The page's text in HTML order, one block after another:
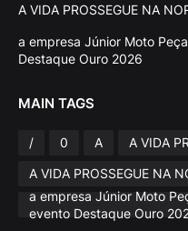
A VIDA PROSSEGUE NA
a empresa Júnior Moto
Destaque Ouro 2026
MAIN TAGS
/ 0 A
A VIDA
A VIDA PROSSEGUE NA
a empresa Júnior Moto
evento Destaque Ouro